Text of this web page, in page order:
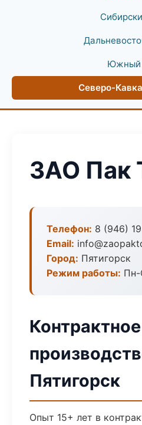
Северо-
ЗАО Пак
Телефон: 8 (946)
Email:
Город: Пятигорск
Режим работы: Пн-
Контрактное
Пятигорск
Опыт 15+ лет в